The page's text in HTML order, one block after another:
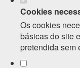
Cookies
Os cookies
básicas do site
pretendida sem